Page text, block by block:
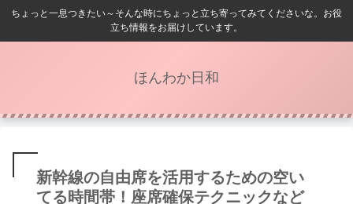
ちょっと一息つきたい～そんな時にちょっと立ち寄ってみてくださいな。お役
立ち情報をお届けしています。
ほんわか日和
新幹線の自由席を活用するための空い
てる時間帯！座席確保テクニックなど